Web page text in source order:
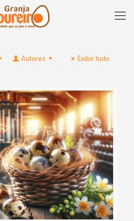
Autores Exibir tudo